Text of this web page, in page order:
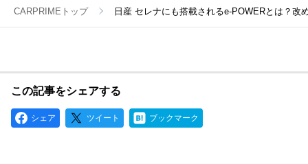
CARPRIMEトップ 日産 セレナにも搭載されるe-POWERとは？改
この記事をシェアする
シェア ツイート ブックマーク